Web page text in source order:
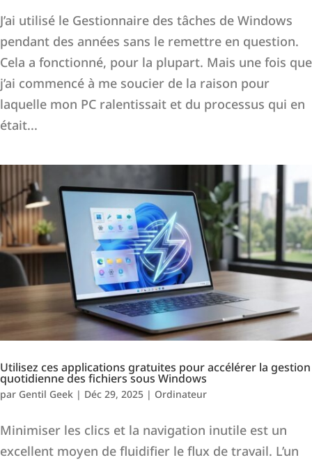
J’ai utilisé le Gestionnaire des tâches de Windows
pendant des années sans le remettre en question.
Cela a fonctionné, pour la plupart. Mais une fois que
j’ai commencé à me soucier de la raison pour
laquelle mon PC ralentissait et du processus qui en
était...
Utilisez ces applications gratuites pour accélérer la gestion
quotidienne des fichiers sous Windows
par Gentil Geek | Déc 29, 2025 | Ordinateur
Minimiser les clics et la navigation inutile est un
excellent moyen de fluidifier le flux de travail. L’un